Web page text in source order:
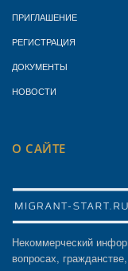
ПРИГЛАШЕНИЕ
РЕГИСТРАЦИЯ
ДОКУМЕНТЫ
НОВОСТИ
О САЙТЕ
Некоммерческий
вопросах,